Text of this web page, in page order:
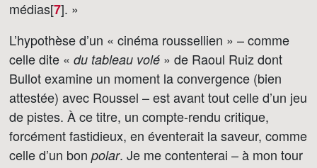
médias[7]. »
L’hypothèse d’un « cinéma roussellien » – comme
celle dite « du tableau volé » de Raoul Ruiz dont
Bullot examine un moment la convergence (bien
attestée) avec Roussel – est avant tout celle d’un jeu
de pistes. À ce titre, un compte-rendu critique,
forcément fastidieux, en éventerait la saveur, comme
celle d’un bon polar. Je me contenterai – à mon tour